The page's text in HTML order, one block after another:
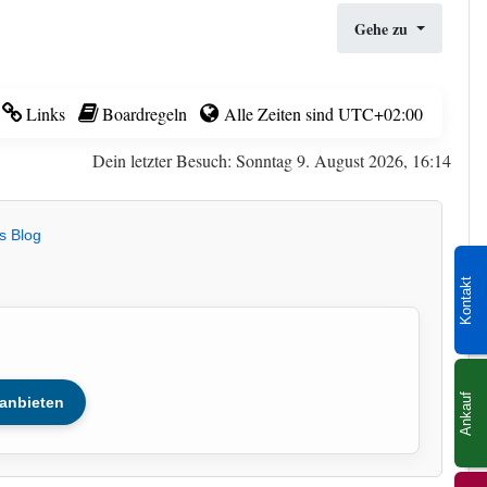
Kontakt
Ankauf
Gehe zu
Links Boardregeln Alle Zeiten sind UTC+02:00
Dein letzter Besuch: Sonntag 9. August 2026, 16:14
Blog